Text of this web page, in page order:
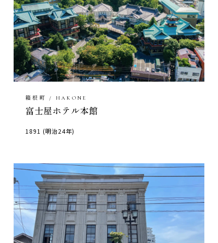
箱根町 / HAKONE
富士屋ホテル本館
1891 (明治24年)